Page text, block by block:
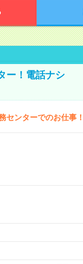
ー！電話ナシ
センターでのお仕事！